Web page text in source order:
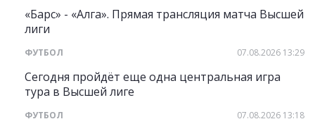
«Барс» - «Алга». Прямая трансляция матча Высшей
лиги
ФУТБОЛ 07.08.2026 13:29
Сегодня пройдёт еще одна центральная игра
тура в Высшей лиге
ФУТБОЛ 07.08.2026 13:18